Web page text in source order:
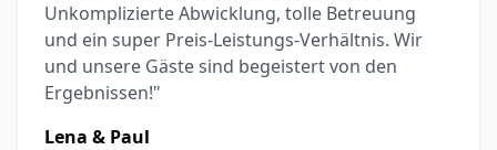
Unkomplizierte Abwicklung, tolle Betreuung
und ein super Preis-Leistungs-Verhältnis. Wir
und unsere Gäste sind begeistert von den
Ergebnissen!"
Lena & Paul